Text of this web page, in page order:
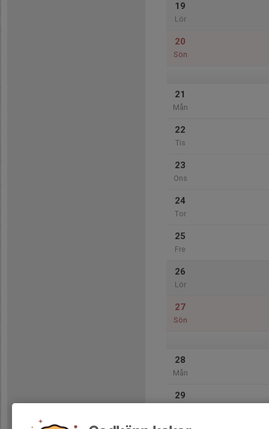
19
Lör
20
Sön
21
Mån
22
Tis
23
Ons
24
Tor
25
Fre
26
Lör
27
Sön
28
Mån
29